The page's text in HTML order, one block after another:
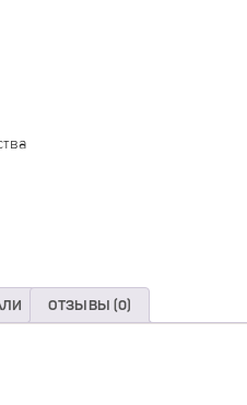
ОТЗЫВЫ (0)